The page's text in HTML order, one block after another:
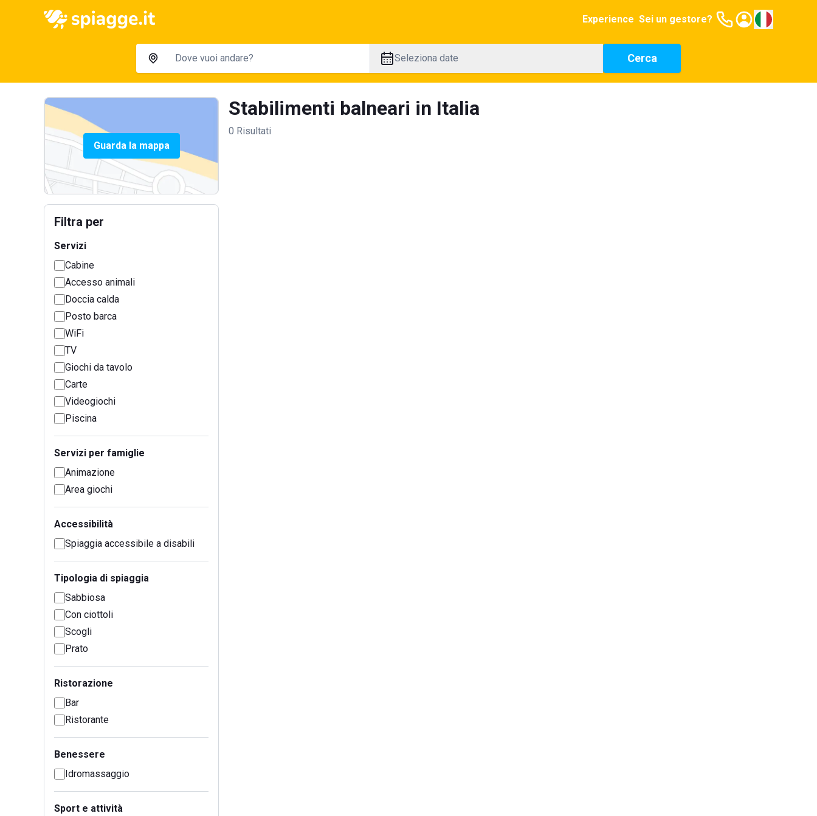
Experience Sei un gestore?
Seleziona date Cerca
Guarda la mappa
Filtra per
Servizi
Cabine
Accesso animali
Doccia calda
Posto barca
WiFi
TV
Giochi da tavolo
Carte
Videogiochi
Piscina
Servizi per famiglie
Animazione
Area giochi
Accessibilità
Spiaggia accessibile a disabili
Tipologia di spiaggia
Sabbiosa
Con ciottoli
Scogli
Prato
Ristorazione
Bar
Ristorante
Benessere
Idromassaggio
Sport e attività
Stabilimenti balneari in Italia
0 Risultati